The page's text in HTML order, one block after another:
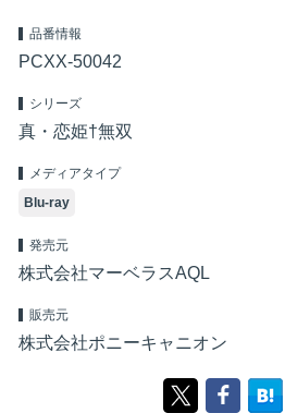
品番情報
PCXX-50042
シリーズ
真・恋姫†無双
メディアタイプ
Blu-ray
発売元
株式会社マーベラスAQL
販売元
株式会社ポニーキャニオン